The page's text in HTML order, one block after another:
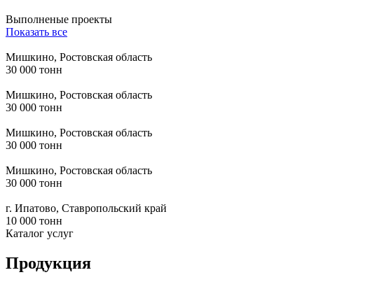
Выполненые проекты
Показать все
Мишкино, Ростовская область
30 000 тонн
Мишкино, Ростовская область
30 000 тонн
Мишкино, Ростовская область
30 000 тонн
Мишкино, Ростовская область
30 000 тонн
г. Ипатово, Ставропольский край
10 000 тонн
Каталог услуг
Продукция